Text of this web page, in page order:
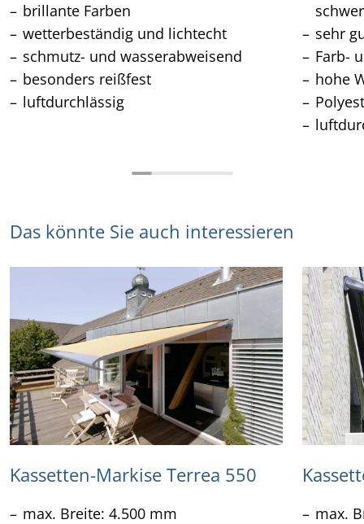
brillante Farben
wetterbeständig und lichtecht
schmutz- und wasserabweisend
besonders reißfest
luftdurchlässig
sehr
Farb-
hohe
Das könnte Sie auch interessieren
Kassetten-Markise Terrea 550
max. Breite: 4.500 mm
max.